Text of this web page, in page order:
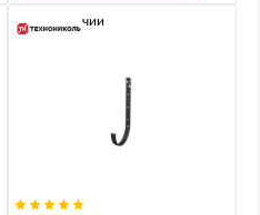
В наличии